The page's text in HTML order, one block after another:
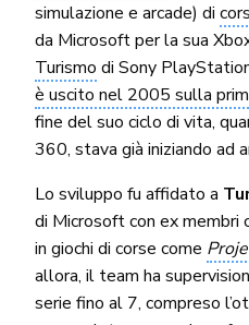
simulazione e arcade) di
da Microsoft per la sua
Turismo di Sony
è uscito nel 2005 sulla
fine del suo ciclo di vita,
360, stava già iniziando ad
Lo sviluppo fu affidato a
di Microsoft con ex membri
in giochi di corse come
allora, il team ha
serie fino al 7, compreso